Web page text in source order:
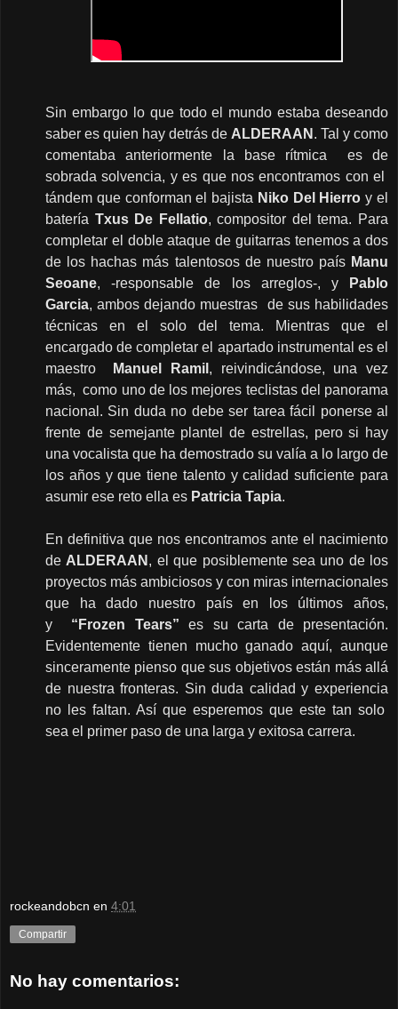
Sin embargo lo que todo el mundo estaba deseando
saber es quien hay detrás de ALDERAAN . Tal y como
comentaba anteriormente la base rítmica es de
sobrada solvencia, y es que nos encontramos con el
tándem que conforman el bajista Niko Del Hierro y el
batería Txus De Fellatio, compositor del tema. Para
completar el doble ataque de guitarras tenemos a dos
de los hachas más talentosos de nuestro país Manu
Seoane, -responsable de los arreglos-, y
Pablo
Garcia, ambos dejando muestras de sus habilidades
técnicas en el solo del tema. Mientras que el
encargado de completar el apartado instrumental es el
maestro
Manuel Ramil , reivindicándose, una vez
más, como uno de los mejores teclistas del panorama
nacional. Sin duda no debe ser tarea fácil ponerse al
frente de semejante plantel de estrellas, pero si hay
una vocalista que ha demostrado su valía a lo largo de
los años y que tiene talento y calidad suficiente para
asumir ese reto ella es Patricia Tapia.
En definitiva que nos encontramos ante el nacimiento
de ALDERAAN , el que posiblemente sea uno de los
proyectos más ambiciosos y con miras internacionales
que ha dado nuestro país en los últimos años,
y “Frozen Tears” es su carta de presentación.
Evidentemente tienen mucho ganado aquí, aunque
sinceramente pienso que sus objetivos están más allá
de nuestra fronteras. Sin duda calidad y experiencia
no les faltan. Así que esperemos que este tan solo
sea el primer paso de una larga y exitosa carrera.
rockeandobcn en 4:01
Compartir
No hay comentarios: